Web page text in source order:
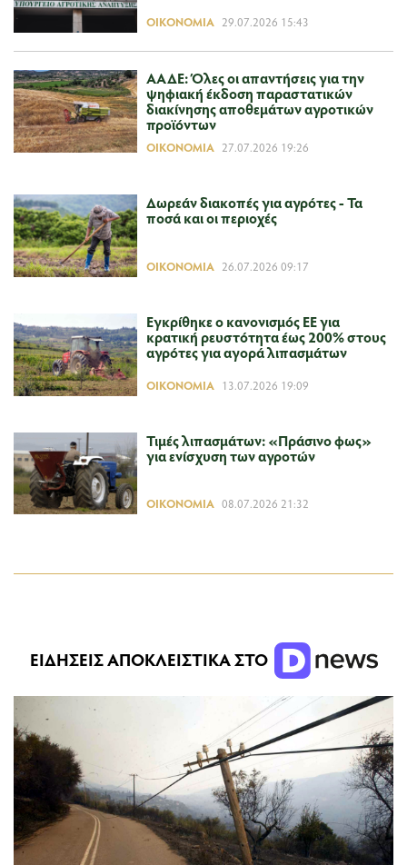
ΟΙΚΟΝΟΜΊΑ 29.07.2026 15:43
ΑΑΔΕ: Όλες οι απαντήσεις για την
ψηφιακή έκδοση παραστατικών
διακίνησης αποθεμάτων αγροτικών
προϊόντων
ΟΙΚΟΝΟΜΊΑ 27.07.2026 19:26
Δωρεάν διακοπές για αγρότες - Τα
ποσά και οι περιοχές
ΟΙΚΟΝΟΜΊΑ 26.07.2026 09:17
Εγκρίθηκε ο κανονισμός ΕΕ για
κρατική ρευστότητα έως 200% στους
αγρότες για αγορά λιπασμάτων
ΟΙΚΟΝΟΜΊΑ 13.07.2026 19:09
Τιμές λιπασμάτων: «Πράσινο φως»
για ενίσχυση των αγροτών
ΟΙΚΟΝΟΜΊΑ 08.07.2026 21:32
ΕΙΔΗΣΕΙΣ ΑΠΟΚΛΕΙΣΤΙΚΑ ΣΤΟ